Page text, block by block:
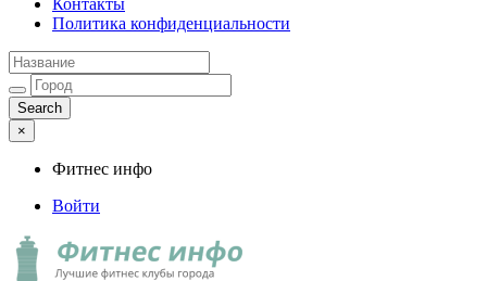
Контакты
Политика конфиденциальности
×
Фитнес инфо
Войти